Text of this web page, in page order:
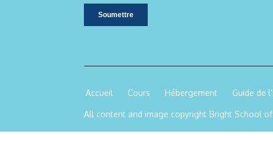
Accueil Cours Hébergement Guide de
All content and image copyright Bright School